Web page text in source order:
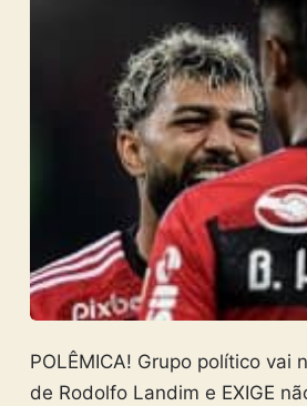
POLÊMICA! Grupo político vai
de Rodolfo Landim e EXIGE